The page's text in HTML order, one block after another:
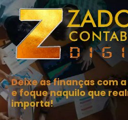
Deixe as finanças com
e foque naquilo que
importa!